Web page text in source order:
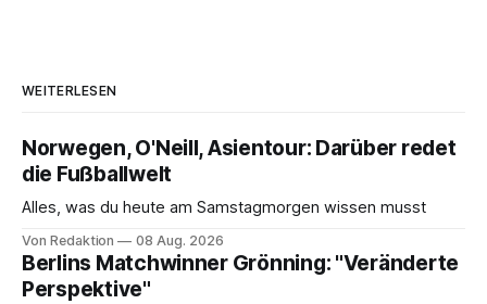
WEITERLESEN
Norwegen, O'Neill, Asientour: Darüber redet
die Fußballwelt
Alles, was du heute am Samstagmorgen wissen musst
Von Redaktion 08 Aug. 2026
Berlins Matchwinner Grönning: "Veränderte
Perspektive"